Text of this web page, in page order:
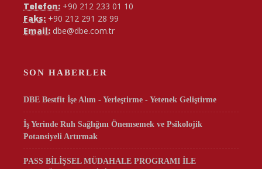
Telefon: +90 212 233 01 10
Faks: +90 212 291 28 99
Email: dbe@dbe.com.tr
SON HABERLER
DBE Bestfit İşe Alım - Yerleştirme - Yetenek Geliştirme
İş Yerinde Ruh Sağlığını Önemsemek ve Psikolojik
Potansiyeli Artırmak
PASS BİLİŞSEL MÜDAHALE PROGRAMI İLE